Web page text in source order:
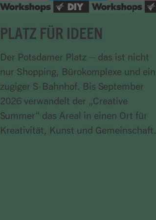
PLATZ FÜR IDEEN
Der Potsdamer Platz – das ist nicht
nur Shopping, Bürokomplexe und ein
zugiger S-Bahnhof. Bis September
2026 verwandelt der „Creative
Summer“ das Areal in einen Ort für
Kreativität, Kunst und Gemeinschaft.